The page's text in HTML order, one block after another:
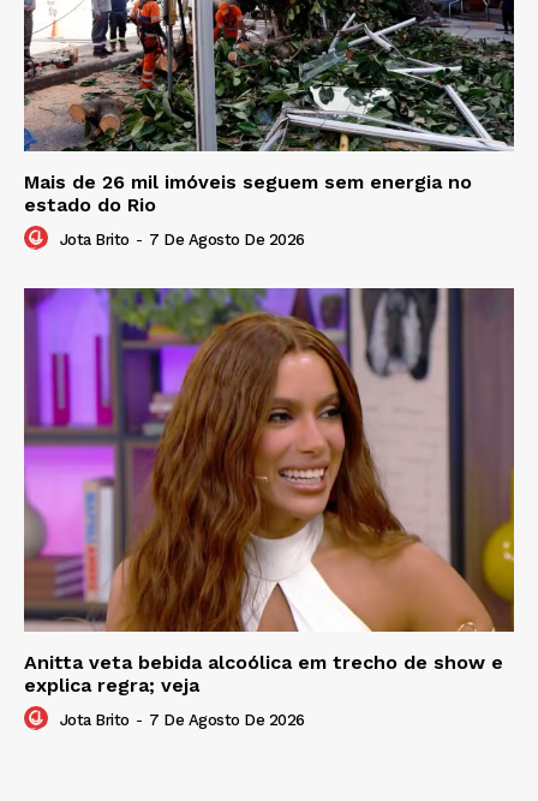
Mais de 26 mil imóveis seguem sem energia no
estado do Rio
Jota Brito - 7 De Agosto De 2026
Anitta veta bebida alcoólica em trecho de show e
explica regra; veja
Jota Brito - 7 De Agosto De 2026